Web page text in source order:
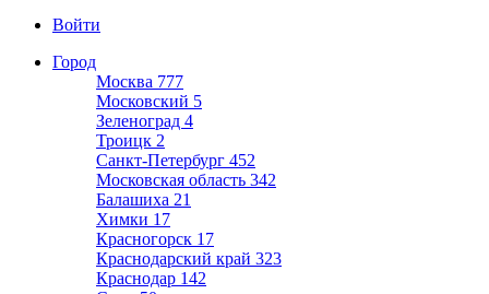
Войти
Город
Москва 777
Московский 5
Зеленоград 4
Троицк 2
Санкт-Петербург 452
Московская область 342
Балашиха 21
Химки 17
Красногорск 17
Краснодарский край 323
Краснодар 142